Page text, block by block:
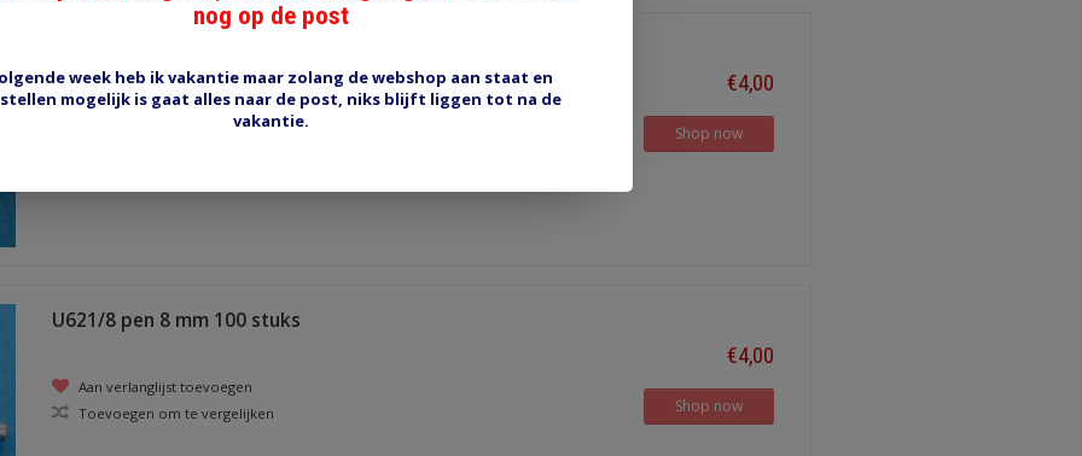
Aan verlanglijst toevoegen
€4,00
Shop now
U621/8 pen 8 mm 100 stuks
Aan verlanglijst toevoegen
Toevoegen om te vergelijken
€4,00
Shop now
nog op de post
week heb ik vakantie maar zolang de webshop aan staat en
mogelijk is gaat alles naar de post, niks blijft liggen tot na de
vakantie.